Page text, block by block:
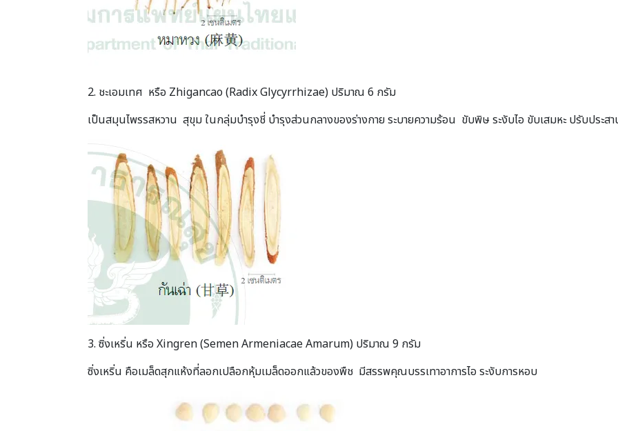
2. ชะเอมเทศ หรือ Zhigancao (Radix Glycyrrhizae) ปริมาณ 6 กรัม
เป็นสมุนไพรรสหวาน สุขุม ในกลุ่มบำรุงชี่ บำรุงส่วนกลางของร่างกาย ระบายความร้อน ขับพิษ ระงับไอ ขับเสมหะ ปรับประสา
3. ซิ่งเหริ่น หรือ Xingren (Semen Armeniacae Amarum) ปริมาณ 9 กรัม
ซิ่งเหริ่น คือเมล็ดสุกแห้งที่ลอกเปลือกหุ้มเมล็ดออกแล้วของพืช มีสรรพคุณบรรเทาอาการไอ ระงับการหอบ